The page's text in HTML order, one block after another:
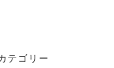
テゴリー